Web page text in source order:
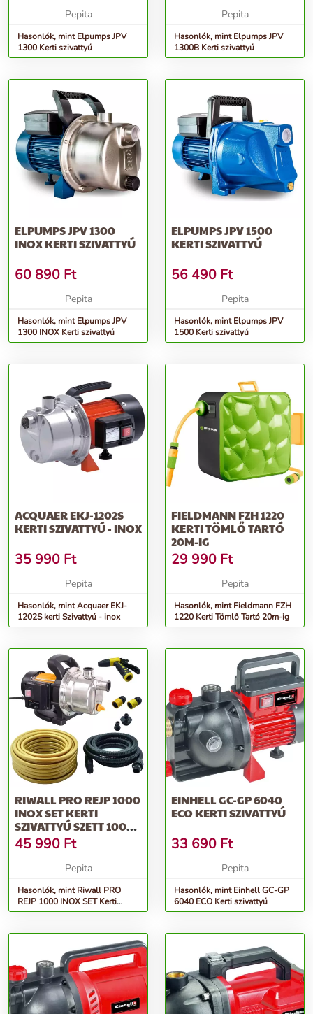
Pepita
Hasonlók, mint Elpumps JPV
1300 Kerti szivattyú
Pepita
Hasonlók, mint Elpumps JPV
1300B Kerti szivattyú
ELPUMPS JPV 1300
INOX KERTI SZIVATTYÚ
60 890 Ft
Pepita
Hasonlók, mint Elpumps JPV
1300 INOX Kerti szivattyú
ELPUMPS JPV 1500
KERTI SZIVATTYÚ
56 490 Ft
Pepita
Hasonlók, mint Elpumps JPV
1500 Kerti szivattyú
ACQUAER EKJ-1202S
KERTI SZIVATTYÚ - INOX
35 990 Ft
Pepita
Hasonlók, mint Acquaer EKJ-
1202S kerti Szivattyú - inox
FIELDMANN FZH 1220
KERTI TÖMLŐ TARTÓ
20M-IG
29 990 Ft
Pepita
Hasonlók, mint Fieldmann FZH
1220 Kerti Tömlő Tartó 20m-ig
RIWALL PRO REJP 1000
INOX SET KERTI
SZIVATTYÚ SZETT 1000
W
45 990 Ft
Pepita
Hasonlók, mint Riwall PRO
REJP 1000 INOX SET Kerti
szivattyú szett 1000 W
EINHELL GC-GP 6040
ECO KERTI SZIVATTYÚ
33 690 Ft
Pepita
Hasonlók, mint Einhell GC-GP
6040 ECO Kerti szivattyú